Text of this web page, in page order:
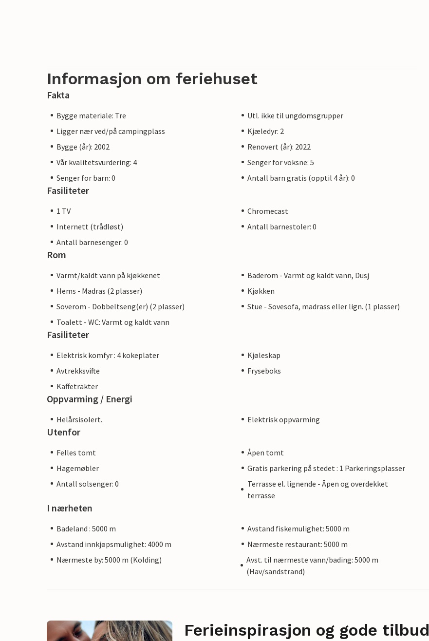
Informasjon om feriehuset
Fakta
Bygge materiale: Tre
Utl. ikke til ungdomsgrupper
Ligger nær ved/på campingplass
Kjæledyr: 2
Bygge (år): 2002
Renovert (år): 2022
Vår kvalitetsvurdering: 4
Senger for voksne: 5
Senger for barn: 0
Antall barn gratis (opptil 4 år): 0
Fasiliteter
1 TV
Chromecast
Internett (trådløst)
Antall barnestoler: 0
Antall barnesenger: 0
Rom
Varmt/kaldt vann på kjøkkenet
Baderom - Varmt og kaldt vann, Dusj
Hems - Madras (2 plasser)
Kjøkken
Soverom - Dobbeltseng(er) (2 plasser)
Stue - Sovesofa, madrass eller lign. (1 plasser)
Toalett - WC: Varmt og kaldt vann
Fasiliteter
Elektrisk komfyr : 4 kokeplater
Kjøleskap
Avtrekksvifte
Fryseboks
Kaffetrakter
Oppvarming / Energi
Helårsisolert. Elektrisk oppvarming
Utenfor
Felles tomt
Åpen tomt
Hagemøbler
Gratis parkering på stedet : 1 Parkeringsplasser
Antall solsenger: 0
Terrasse el. lignende - Åpen og overdekket
terrasse
I nærheten
Badeland : 5000 m
Avstand fiskemulighet: 5000 m
Avstand innkjøpsmulighet: 4000 m
Nærmeste restaurant: 5000 m
Nærmeste by: 5000 m (Kolding)
Avst. til nærmeste vann/bading: 5000 m
(Hav/sandstrand)
Ferieinspirasjon og gode tilbud